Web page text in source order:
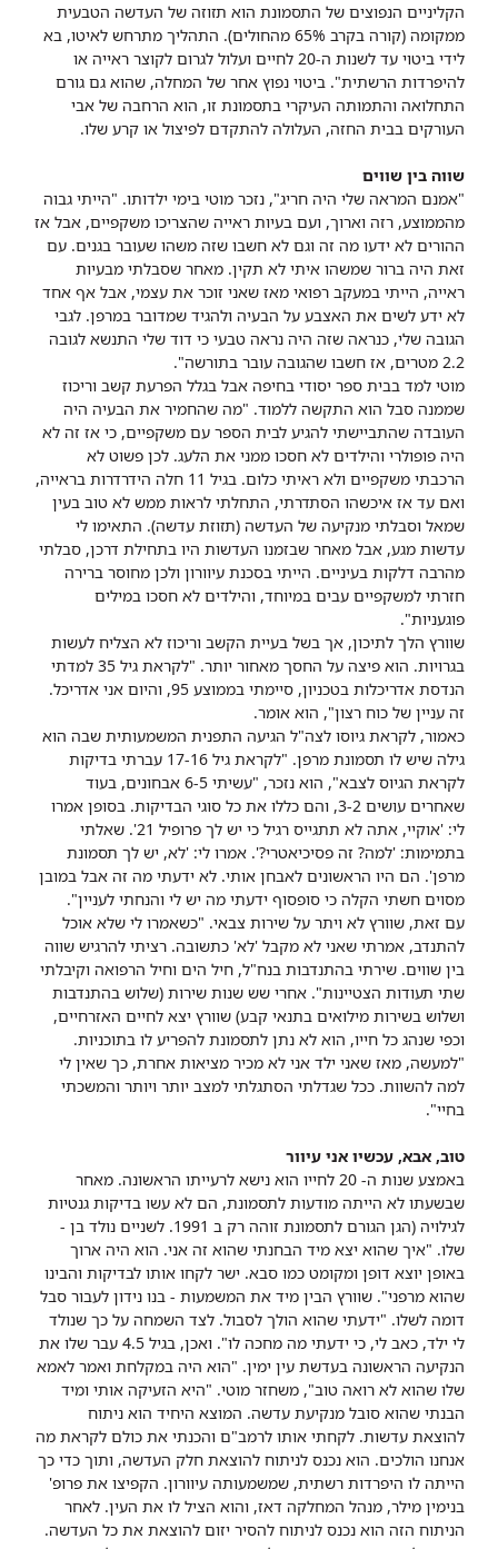
הקליניים הנפוצים של התסמונת הוא תזוזה של העדשה הטבעית
ממקומה (קורה בקרב 65% מהחולים). התהליך מתרחש לאיטו, בא
לידי ביטוי עד לשנות ה-20 לחיים ועלול לגרום לקוצר ראייה או
להיפרדות הרשתית". ביטוי נפוץ אחר של המחלה, שהוא גם גורם
התחלואה והתמותה העיקרי בתסמונת זו, הוא הרחבה של אבי
העורקים בבית החזה, העלולה להתקדם לפיצול או קרע שלו.
שווה בין שווים
"אמנם המראה שלי היה חריג", נזכר מוטי בימי ילדותו. "הייתי גבוה
מהממוצע, רזה וארוך, ועם בעיות ראייה שהצריכו משקפיים, אבל אז
ההורים לא ידעו מה זה וגם לא חשבו שזה משהו שעובר בגנים. עם
זאת היה ברור שמשהו איתי לא תקין. מאחר שסבלתי מבעיות
ראייה, הייתי במעקב רפואי מאז שאני זוכר את עצמי, אבל אף אחד
לא ידע לשים את האצבע על הבעיה ולהגיד שמדובר במרפן. לגבי
הגובה שלי, כנראה שזה היה נראה טבעי כי דוד שלי התנשא לגובה
2.2 מטרים, אז חשבו שהגובה עובר בתורשה".
מוטי למד בבית ספר יסודי בחיפה אבל בגלל הפרעת קשב וריכוז
שממנה סבל הוא התקשה ללמוד. "מה שהחמיר את הבעיה היה
העובדה שהתביישתי להגיע לבית הספר עם משקפיים, כי אז זה לא
היה פופולרי והילדים לא חסכו ממני את הלעג. לכן פשוט לא
הרכבתי משקפיים ולא ראיתי כלום. בגיל 11 חלה הידרדרות בראייה,
ואם עד אז איכשהו הסתדרתי, התחלתי לראות ממש לא טוב בעין
שמאל וסבלתי מנקיעה של העדשה (תזוזת עדשה). התאימו לי
עדשות מגע, אבל מאחר שבזמנו העדשות היו בתחילת דרכן, סבלתי
מהרבה דלקות בעיניים. הייתי בסכנת עיוורון ולכן מחוסר ברירה
חזרתי למשקפיים עבים במיוחד, והילדים לא חסכו במילים
פוגעניות".
שוורץ הלך לתיכון, אך בשל בעיית הקשב וריכוז לא הצליח לעשות
בגרויות. הוא פיצה על החסך מאחור יותר. "לקראת גיל 35 למדתי
הנדסת אדריכלות בטכניון, סיימתי בממוצע 95, והיום אני אדריכל.
זה עניין של כוח רצון", הוא אומר.
כאמור, לקראת גיוסו לצה"ל הגיעה התפנית המשמעותית שבה הוא
גילה שיש לו תסמונת מרפן. "לקראת גיל 17-16 עברתי בדיקות
לקראת הגיוס לצבא", הוא נזכר, "עשיתי 6-5 אבחונים, בעוד
שאחרים עושים 3-2, והם כללו את כל סוגי הבדיקות. בסופן אמרו
לי: 'אוקיי, אתה לא תתגייס רגיל כי יש לך פרופיל 21'. שאלתי
בתמימות: 'למה? זה פסיכיאטרי?'. אמרו לי: 'לא, יש לך תסמונת
מרפן'. הם היו הראשונים לאבחן אותי. לא ידעתי מה זה אבל במובן
מסוים חשתי הקלה כי סופסוף ידעתי מה יש לי והנחתי לעניין".
עם זאת, שוורץ לא ויתר על שירות צבאי. "כשאמרו לי שלא אוכל
להתנדב, אמרתי שאני לא מקבל 'לא' כתשובה. רציתי להרגיש שווה
בין שווים. שירתי בהתנדבות בנח"ל, חיל הים וחיל הרפואה וקיבלתי
שתי תעודות הצטיינות". אחרי שש שנות שירות (שלוש בהתנדבות
ושלוש בשירות מילואים בתנאי קבע) שוורץ יצא לחיים האזרחיים,
וכפי שנהג כל חייו, הוא לא נתן לתסמונת להפריע לו בתוכניות.
"למעשה, מאז שאני ילד אני לא מכיר מציאות אחרת, כך שאין לי
למה להשוות. ככל שגדלתי הסתגלתי למצב יותר ויותר והמשכתי
בחיי".
טוב, אבא, עכשיו אני עיוור
באמצע שנות ה- 20 לחייו הוא נישא לרעייתו הראשונה. מאחר
שבשעתו לא הייתה מודעות לתסמונת, הם לא עשו בדיקות גנטיות
לגילויה (הגן הגורם לתסמונת זוהה רק ב 1991. לשניים נולד בן -
שלו. "איך שהוא יצא מיד הבחנתי שהוא זה אני. הוא היה ארוך
באופן יוצא דופן ומקומט כמו סבא. ישר לקחו אותו לבדיקות והבינו
שהוא מרפני". שוורץ הבין מיד את המשמעות - בנו נידון לעבור סבל
דומה לשלו. "ידעתי שהוא הולך לסבול. לצד השמחה על כך שנולד
לי ילד, כאב לי, כי ידעתי מה מחכה לו". ואכן, בגיל 4.5 עבר שלו את
הנקיעה הראשונה בעדשת עין ימין. "הוא היה במקלחת ואמר לאמא
שלו שהוא לא רואה טוב", משחזר מוטי. "היא הזעיקה אותי ומיד
הבנתי שהוא סובל מנקיעת עדשה. המוצא היחיד הוא ניתוח
להוצאת עדשות. לקחתי אותו לרמב"ם והכנתי את כולם לקראת מה
אנחנו הולכים. הוא נכנס לניתוח להוצאת חלק העדשה, ותוך כדי כך
הייתה לו היפרדות רשתית, שמשמעותה עיוורון. הקפיצו את פרופ'
בנימין מילר, מנהל המחלקה דאז, והוא הציל לו את העין. לאחר
הניתוח הזה הוא נכנס לניתוח להסיר יזום להוצאת את כל העדשה.